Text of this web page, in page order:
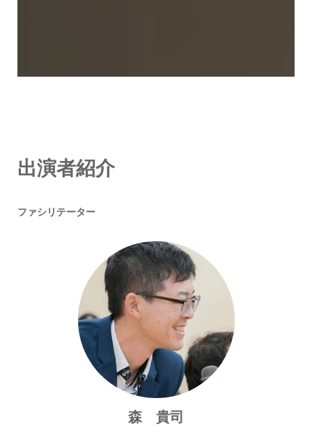
出演者紹介
ファシリテーター
森 貴司